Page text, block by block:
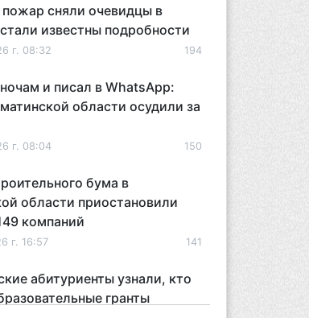
сняли очевидцы в
известны подробности
г. 08:32 194
и писал в WhatsApp:
области осудили за
г. 08:04 150
бума в
области приостановили
компаний
г. 16:57 141
абитуриенты узнали, кто
гранты